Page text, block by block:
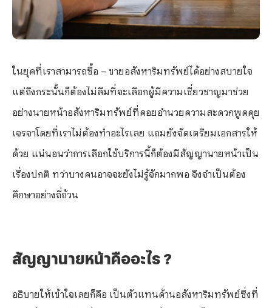
ในยุคที่เราสามารถซื้อ – ขายอสังหาริมทรัพย์ได้อย่างสบายใจ
แต่ถึงกระนั้นก็ต้องไม่ลืมที่จะเลือกผู้มีความเชี่ยวชาญมาช่วย
อย่างนายหน้าอสังหาริมทรัพย์ที่คอยอำนวยความสะดวกพูดคุย
เจรจาโดยที่เราไม่ต้องทำอะไรเลย แถมยังจัดเตรียมเอกสารให้
ด้วย แน่นอนว่าการเลือกใช้บริการนี้ก็ต้องมีสัญญานายหน้าเป็น
เรื่องปกติ ทว่าบางคนอาจจะยังไม่รู้จักมากพอ จึงจำเป็นต้อง
ศึกษาอย่างถี่ถ้วน
สัญญานายหน้าคืออะไร ?
อธิบายให้เข้าใจเลยก็คือ เป็นตัวแทนด้านอสังหาริมทรัพย์ซึ่งที่